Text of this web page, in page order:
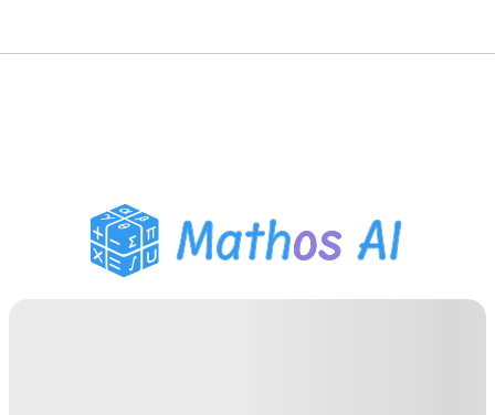
PDF Huiswerk Helper
Studietools